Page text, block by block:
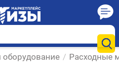
оборудование / Расходные